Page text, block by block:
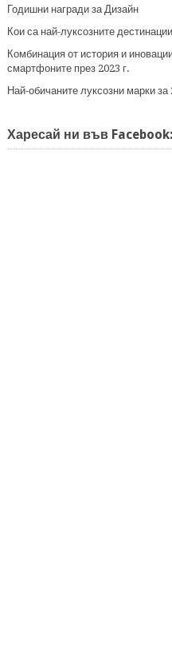
Годишни награди за Дизайн
Кои са най-луксозните
Комбинация от история и
смартфоните през 2023 г.
Най-обичаните луксозни марки за
Харесай ни във Facebook: